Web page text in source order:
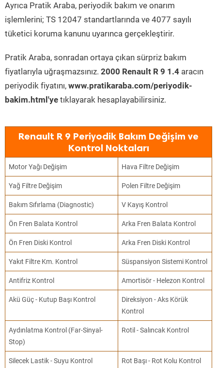
Ayrıca Pratik Araba, periyodik bakım ve onarım
işlemlerini; TS 12047 standartlarında ve 4077 sayılı
tüketici koruma kanunu uyarınca gerçekleştirir.
Pratik Araba, sonradan ortaya çıkan sürpriz bakım
fiyatlarıyla uğraşmazsınız. 2000 Renault R 9 1.4 aracın
periyodik fiyatını, www.pratikaraba.com/periyodik-
bakim.html'ye tıklayarak hesaplayabilirsiniz.
Renault R 9 Periyodik Bakım Değişim ve
Kontrol Noktaları
Motor Yağı Değişim Hava Filtre Değişim
Yağ Filtre Değişim Polen Filtre Değişim
Bakım Sıfırlama (Diagnostic) V Kayış Kontrol
Ön Fren Balata Kontrol Arka Fren Balata Kontrol
Ön Fren Diski Kontrol Arka Fren Diski Kontrol
Yakıt Filtre Km. Kontrol Süspansiyon Sistemi Kontrol
Antifriz Kontrol Amortisör - Helezon Kontrol
Akü Güç - Kutup Başı Kontrol
Direksiyon - Aks Körük
Kontrol
Aydınlatma Kontrol (Far-Sinyal-
Stop)
Rotil - Salıncak Kontrol
Silecek Lastik - Suyu Kontrol Rot Başı - Rot Kolu Kontrol